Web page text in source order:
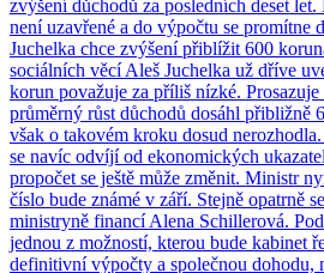
zvýšení důchodů za posledních deset
není uzavřené a do výpočtu se promítne
Juchelka chce zvýšení přiblížit 600
sociálních věcí Aleš Juchelka už dříve
korun považuje za příliš nízké.
průměrný růst důchodů dosáhl přibližně
však o takovém kroku dosud
se navíc odvíjí od ekonomických
propočet se ještě může změnit. Ministr
číslo bude známé v září. Stejně opatrně
ministryně financí Alena Schillerová.
jednou z možností, kterou bude kabinet
definitivní výpočty a společnou dohodu,